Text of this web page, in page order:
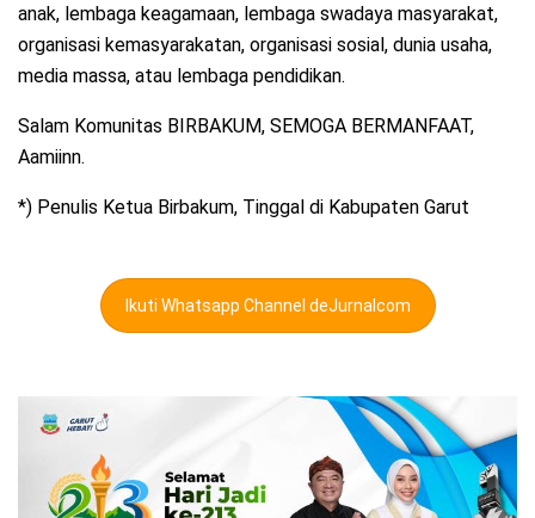
anak, lembaga keagamaan, lembaga swadaya masyarakat,
organisasi kemasyarakatan, organisasi sosial, dunia usaha,
media massa, atau lembaga pendidikan.
Salam Komunitas BIRBAKUM, SEMOGA BERMANFAAT,
Aamiinn.
*) Penulis Ketua Birbakum, Tinggal di Kabupaten Garut
Ikuti Whatsapp Channel deJurnalcom